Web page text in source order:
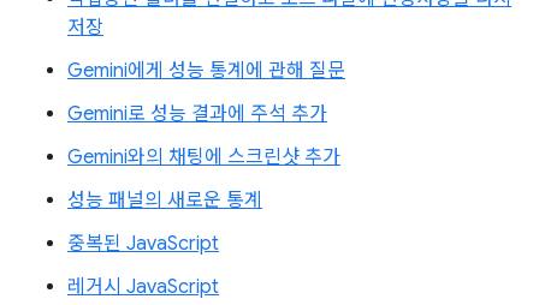
저장
Gemini에게 성능 통계에 관해 질문
Gemini로 성능 결과에 주석 추가
Gemini와의 채팅에 스크린샷 추가
성능 패널의 새로운 통계
중복된 JavaScript
레거시 JavaScript